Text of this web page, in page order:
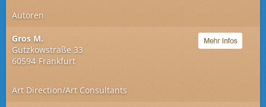
Autoren
Gros M.
Gutzkowstraße 33
60594 Frankfurt
Art Direction/Art Consultants